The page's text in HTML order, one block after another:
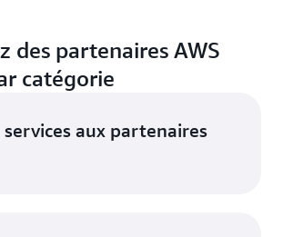
des partenaires AWS
catégorie
services aux partenaires